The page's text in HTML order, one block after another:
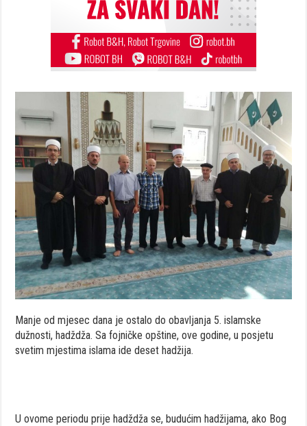
Manje od mjesec dana je ostalo do obavljanja 5. islamske
dužnosti, hadždža. Sa fojničke opštine, ove godine, u posjetu
svetim mjestima islama ide deset hadžija.
U ovome periodu prije hadždža se, budućim hadžijama, ako Bog